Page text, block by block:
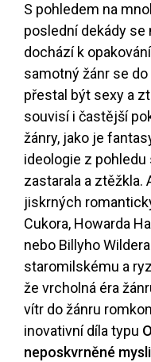
S pohledem na
poslední dekády
dochází k
samotný žánr se
přestal být sexy a
souvisí i častější
žánry, jako je
ideologie z
zastarala a ztěžkla.
jiskrných
Cukora, Howarda
nebo Billyho
staromilskému a
že vrcholná éra
vítr do žánru
inovativní díla typu
neposkvrněné mysli